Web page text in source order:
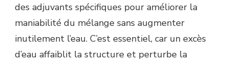
des adjuvants spécifiques pour améliorer la
maniabilité du mélange sans augmenter
inutilement l’eau. C’est essentiel, car un excès
d’eau affaiblit la structure et perturbe la